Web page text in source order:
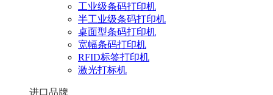
工业级条码打印机
半工业级条码打印机
桌面型条码打印机
宽幅条码打印机
RFID标签打印机
激光打标机
进口品牌